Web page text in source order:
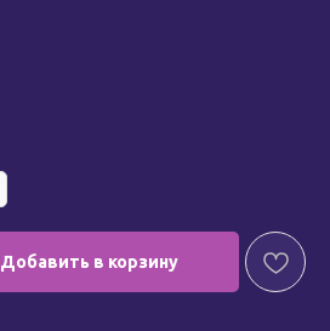
Добавить в корзину